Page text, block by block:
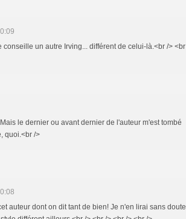
conseille un autre Irving... différent de celui-là.<br /> <br
le dernier ou avant dernier de l'auteur m'est tombé
quoi.<br />
auteur dont on dit tant de bien! Je n'en lirai sans doute